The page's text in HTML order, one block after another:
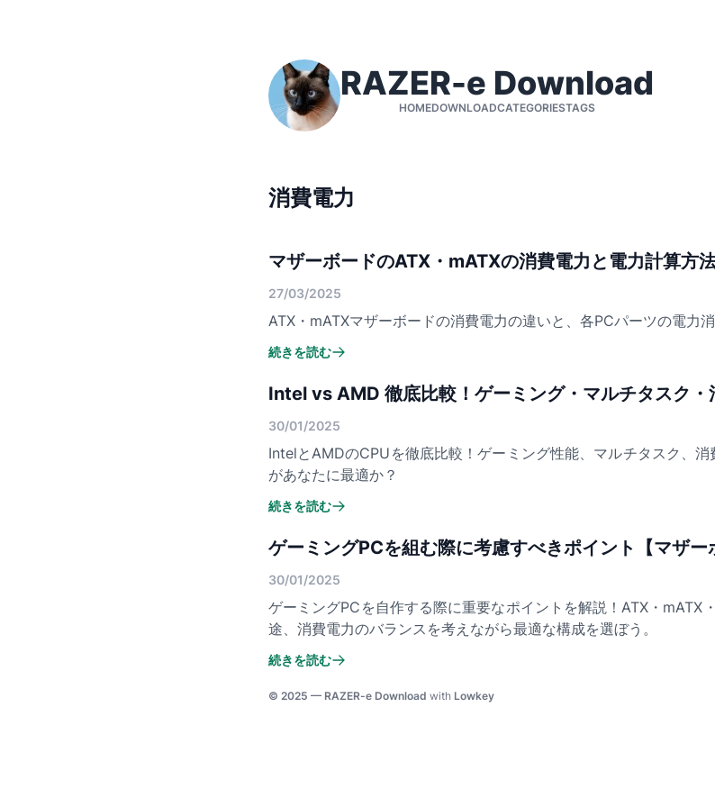
RAZER-e Download
HOMEDOWNLOADCATEGORIESTAGS
消費電力
マザーボードのATX・mATXの消費電力と電力計算方
27/03/2025
ATX・mATXマザーボードの消費電力の違いと、各PCパーツの電力
続きを読む
Intel vs AMD 徹底比較！ゲーミング・マルチタスク・
30/01/2025
IntelとAMDのCPUを徹底比較！ゲーミング性能、マルチタスク、
があなたに最適か？
続きを読む
ゲーミングPCを組む際に考慮すべきポイント【マザー
30/01/2025
ゲーミングPCを自作する際に重要なポイントを解説！ATX・mATX
途、消費電力のバランスを考えながら最適な構成を選ぼう。
続きを読む
© 2025 — RAZER-e Download with Lowkey